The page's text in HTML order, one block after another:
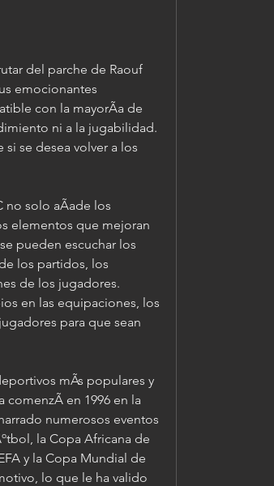
del parche de Raouf
emocionantes
con la mayorÃa de
ni a la jugabilidad.
se desea volver a los
no solo aÃade los
elementos que mejoran
pueden escuchar los
los partidos, los
de los jugadores.
en las equipaciones, los
para que sean
mÃs populares y
comenzÃ en 1996 en la
numerosos eventos
la Copa Africana de
y la Copa Mundial de
lo que le ha valido